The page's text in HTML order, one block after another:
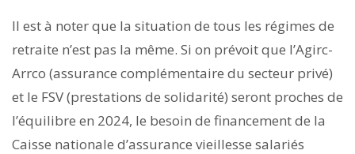
Il est à noter que la situation de tous les régimes de
retraite n’est pas la même. Si on prévoit que l’Agirc-
Arrco (assurance complémentaire du secteur privé)
et le FSV (prestations de solidarité) seront proches de
l’équilibre en 2024, le besoin de financement de la
Caisse nationale d’assurance vieillesse salariés